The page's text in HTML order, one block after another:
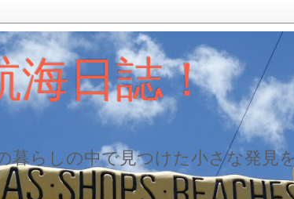
海日誌！
らしの中で見つけた小さな発見